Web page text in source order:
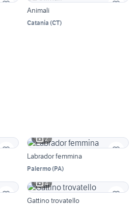
Animali
Catania (CT)
2
Labrador femmina
Palermo(PA)
4
Gattino trovatello